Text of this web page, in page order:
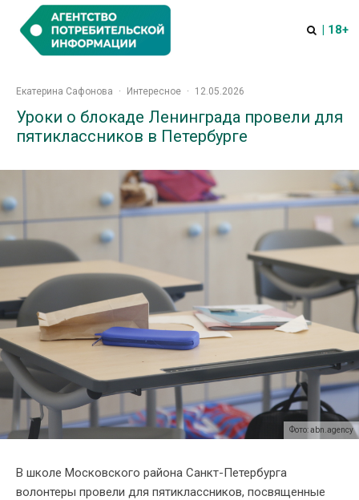
| 18+
Екатерина Сафонова · Интересное · 12.05.2026
Уроки о блокаде Ленинграда провели для
пятиклассников в Петербурге
Фото: abn.agency
В школе Московского района Санкт-Петербурга
волонтеры провели для пятиклассников, посвященные